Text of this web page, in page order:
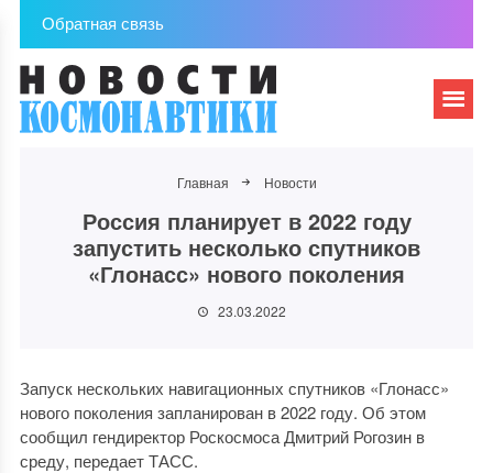
Обратная связь
Главная Новости
Россия планирует в 2022 году
запустить несколько спутников
«Глонасс» нового поколения
23.03.2022
Запуск нескольких навигационных спутников «Глонасс»
нового поколения запланирован в 2022 году. Об этом
сообщил гендиректор Роскосмоса Дмитрий Рогозин в
среду, передает ТАСС.